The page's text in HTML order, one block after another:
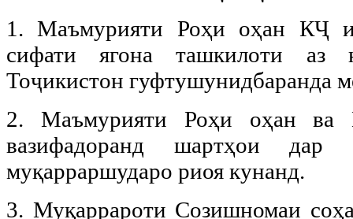
1. Маъмурияти Роҳи оҳан КҶ
сифати ягона ташкилоти аз
Тоҷикистон гуфтушунидбаранда
2. Маъмурияти Роҳи оҳан ва
вазифадоранд шартҳои дар
муқарраршударо риоя кунанд.
3. Муқаррароти Созишномаи